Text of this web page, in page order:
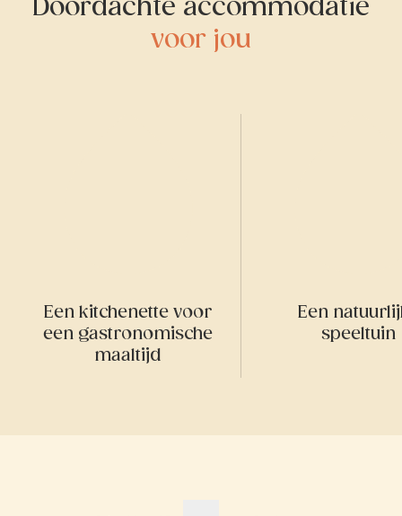
Doordachte accommodatie
voor jou
Een kitchenette voor
een gastronomische
maaltijd
Een
speeltuin